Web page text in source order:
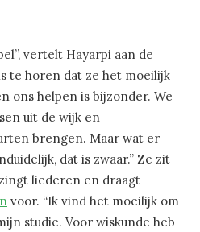
vertelt Hayarpi aan de
te horen dat ze het moeilijk
ons helpen is bijzonder. We
uit de wijk en
brengen. Maar wat er
dat is zwaar.” Ze zit
liederen en draagt
voor. “Ik vind het moeilijk om
studie. Voor wiskunde heb